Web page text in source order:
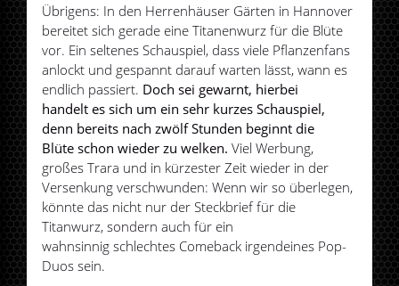
Übrigens: In den Herrenhäuser Gärten in Hannover
bereitet sich gerade eine Titanenwurz für die Blüte
vor. Ein seltenes Schauspiel, dass viele Pflanzenfans
anlockt und gespannt darauf warten lässt, wann es
endlich passiert. Doch sei gewarnt, hierbei
handelt es sich um ein sehr kurzes Schauspiel,
denn bereits nach zwölf Stunden beginnt die
Blüte schon wieder zu welken. Viel Werbung,
großes Trara und in kürzester Zeit wieder in der
Versenkung verschwunden: Wenn wir so überlegen,
könnte das nicht nur der Steckbrief für die
Titanwurz, sondern auch für ein
wahnsinnig schlechtes Comeback irgendeines Pop-
Duos sein.